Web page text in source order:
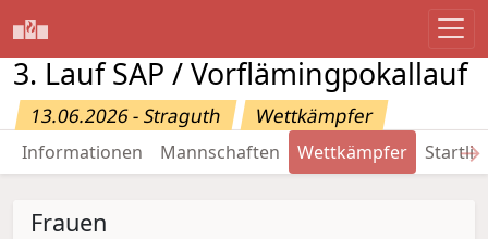
3. Lauf SAP / Vorflämingpokallauf
13.06.2026 - Straguth Wettkämpfer
Informationen Mannschaften Wettkämpfer →
Frauen